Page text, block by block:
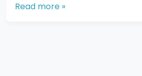
Read more »